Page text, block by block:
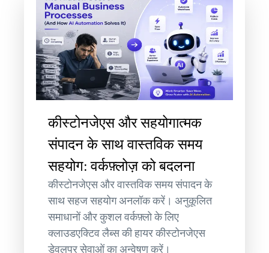
कीस्टोनजेएस और सहयोगात्मक
संपादन के साथ वास्तविक समय
सहयोग: वर्कफ़्लोज़ को बदलना
कीस्टोनजेएस और वास्तविक समय संपादन के
साथ सहज सहयोग अनलॉक करें। अनुकूलित
समाधानों और कुशल वर्कफ़्लो के लिए
क्लाउडएक्टिव लैब्स की हायर कीस्टोनजेएस
डेवलपर सेवाओं का अन्वेषण करें।